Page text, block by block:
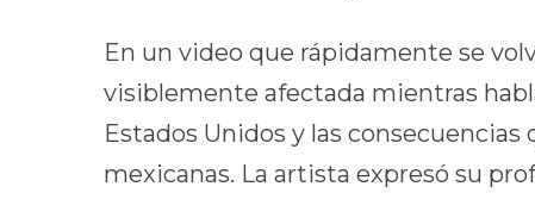
En un video que rápidamente se
visiblemente afectada mientras
Estados Unidos y las
mexicanas. La artista expresó su